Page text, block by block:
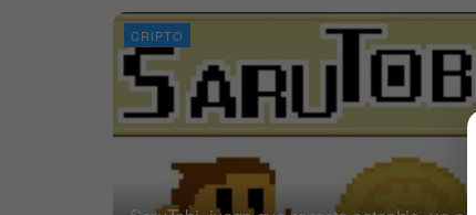
CRIPTO